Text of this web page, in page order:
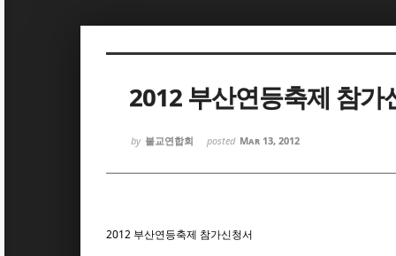
2012 부산연등축제 참가
by 불교연합회 posted Mar 13, 2012
2012 부산연등축제 참가신청서
Sketchbook5, 스케치북5
Sketchbook5, 스케치북5
Sketchbook5, 스케치북5
Sketchbook5, 스케치북5